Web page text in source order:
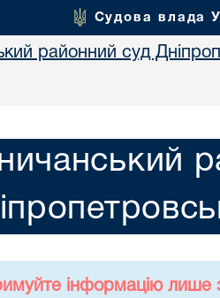
Судова влада
районний суд
інформацію лише